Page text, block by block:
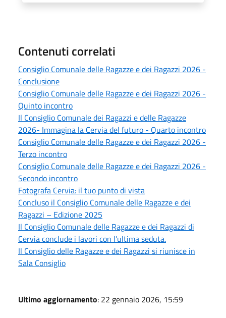
Contenuti correlati
Consiglio Comunale delle Ragazze e dei Ragazzi 2026 -
Conclusione
Consiglio Comunale delle Ragazze e dei Ragazzi 2026 -
Quinto incontro
Il Consiglio Comunale dei Ragazzi e delle Ragazze
2026- Immagina la Cervia del futuro - Quarto incontro
Consiglio Comunale delle Ragazze e dei Ragazzi 2026 -
Terzo incontro
Consiglio Comunale delle Ragazze e dei Ragazzi 2026 -
Secondo incontro
Fotografa Cervia: il tuo punto di vista
Concluso il Consiglio Comunale delle Ragazze e dei
Ragazzi – Edizione 2025
Il Consiglio Comunale delle Ragazze e dei Ragazzi di
Cervia conclude i lavori con l’ultima seduta.
Il Consiglio delle Ragazze e dei Ragazzi si riunisce in
Sala Consiglio
Ultimo aggiornamento: 22 gennaio 2026, 15:59